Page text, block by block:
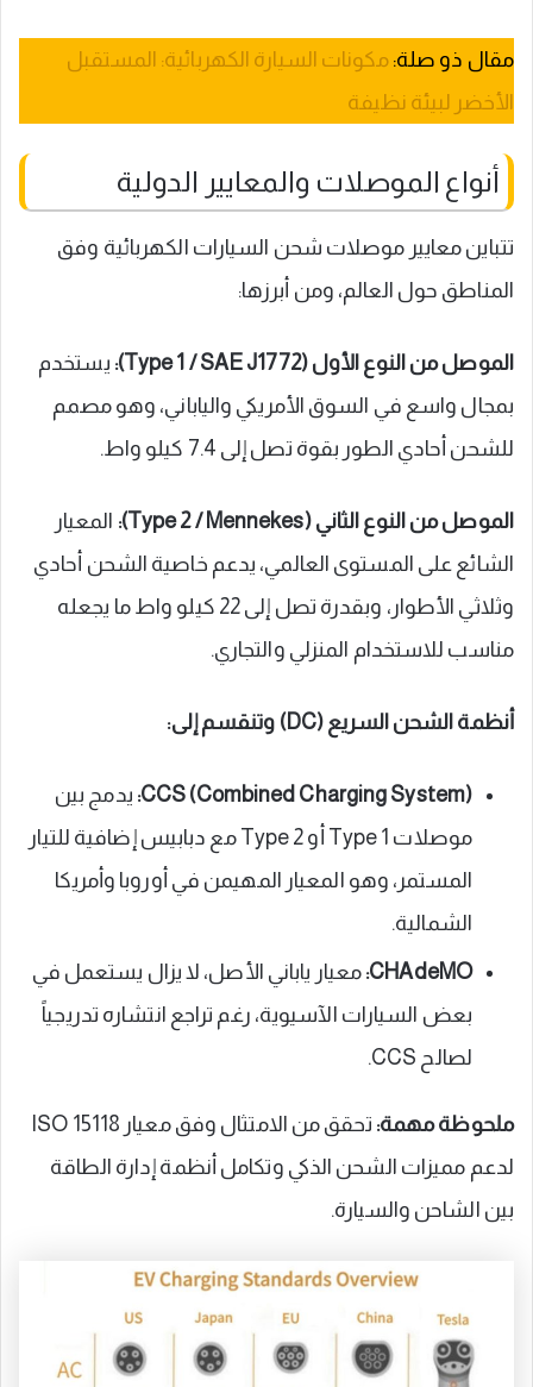
مقال ذو صلة:مكونات السيارة الكهربائية: المستقبل
الأخضر لبيئة نظيفة
أنواع الموصلات والمعايير الدولية
تتباين معايير موصلات شحن السيارات الكهربائية وفق
المناطق حول العالم، ومن أبرزها:
الموصل من النوع الأول (Type 1 / SAE J1772):
يستخدم
بمجال واسع في السوق الأمريكي والياباني، وهو مصمم
للشحن أحادي الطور بقوة تصل إلى 7.4 كيلو واط.
الموصل من النوع الثاني (Type 2 / Mennekes):
المعيار
الشائع على المستوى العالمي، يدعم خاصية الشحن أحادي
وثلاثي الأطوار، وبقدرة تصل إلى 22 كيلو واط ما يجعله
مناسب للاستخدام المنزلي والتجاري.
أنظمة الشحن السريع (DC) وتنقسم إلى:
CCS (Combined Charging System): يدمج بين
موصلات Type 1 أو Type 2 مع دبابيس إضافية للتيار
المستمر، وهو المعيار المهيمن في أوروبا وأمريكا
الشمالية.
CHAdeMO: معيار ياباني الأصل، لا يزال يستعمل في
بعض السيارات الآسيوية، رغم تراجع انتشاره تدريجياً
لصالح CCS.
ملحوظة مهمة:
تحقق من الامتثال وفق معيار ISO 15118
لدعم مميزات الشحن الذكي وتكامل أنظمة إدارة الطاقة
بين الشاحن والسيارة.